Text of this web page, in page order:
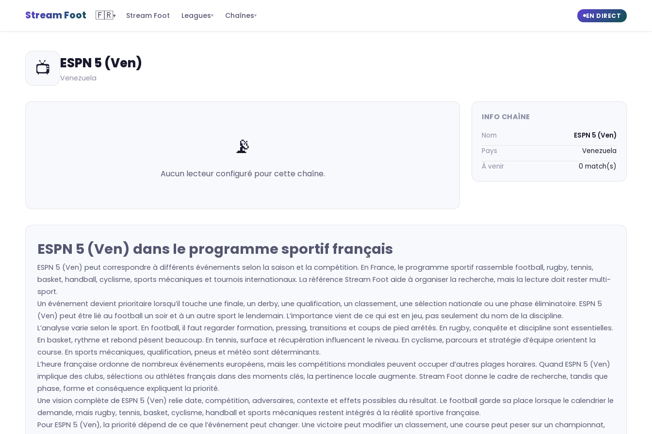
Stream Foot 🇫🇷▾ Stream Foot Leagues▾ Chaînes▾ EN DIRECT
📺 ESPN 5 (Ven)
Venezuela
📡
Aucun lecteur configuré pour cette chaîne.
INFO CHAÎNE
Nom
ESPN 5 (Ven)
Pays
Venezuela
À venir
0 match(s)
ESPN 5 (Ven) dans le programme sportif français
ESPN 5 (Ven) peut correspondre à différents événements selon la saison et la compétition. En France, le programme sportif rassemble football, rugby, tennis,
basket, handball, cyclisme, sports mécaniques et tournois internationaux. La référence Stream Foot aide à organiser la recherche, mais la lecture doit rester multi-
sport.
Un événement devient prioritaire lorsqu’il touche une finale, un derby, une qualification, un classement, une sélection nationale ou une phase éliminatoire. ESPN 5
(Ven) peut être lié au football un soir et à un autre sport le lendemain. L’importance vient de ce qui est en jeu, pas seulement du nom de la discipline.
L’analyse varie selon le sport. En football, il faut regarder formation, pressing, transitions et coups de pied arrêtés. En rugby, conquête et discipline sont essentielles.
En basket, rythme et rebond pèsent beaucoup. En tennis, surface et récupération influencent le niveau. En cyclisme, parcours et stratégie d’équipe orientent la
course. En sports mécaniques, qualification, pneus et météo sont déterminants.
L’heure française ordonne de nombreux événements européens, mais les compétitions mondiales peuvent occuper d’autres plages horaires. Quand ESPN 5 (Ven)
implique des clubs, sélections ou athlètes français dans des moments clés, la pertinence locale augmente. Stream Foot donne le cadre de recherche, tandis que
phase, forme et conséquence expliquent la priorité.
Une vision complète de ESPN 5 (Ven) relie date, compétition, adversaires, contexte et effets possibles du résultat. Le football garde sa place lorsque le calendrier le
demande, mais rugby, tennis, basket, cyclisme, handball et sports mécaniques restent intégrés à la réalité sportive française.
Pour ESPN 5 (Ven), la priorité dépend de ce que l’événement peut changer. Une victoire peut modifier un classement, une course peut peser sur un championnat,